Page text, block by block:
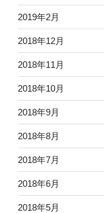
2019年2月
2018年12月
2018年11月
2018年10月
2018年9月
2018年8月
2018年7月
2018年6月
2018年5月